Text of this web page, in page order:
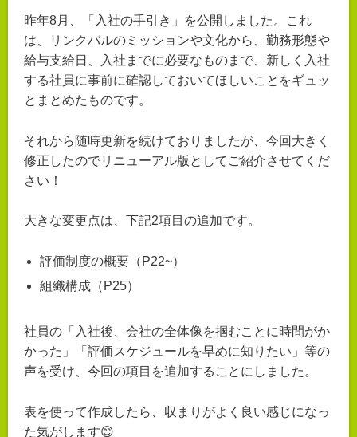
昨年8月、「入社の手引き」を公開しました。これ
は、リンクバルのミッションや文化から、勤務形態や
給与支給日、入社までに必要なものまで、新しく入社
する社員に事前に確認しておいてほしいことをギュッ
とまとめたものです。
それから随時更新を続けておりましたが、今回大きく
修正したのでリニューアル版としてご紹介させてくだ
さい！
大きな変更点は、下記2項目の追加です。
評価制度の概要（P22~）
組織構成（P25）
社員の「入社後、会社の全体像を掴むことに時間がか
かった」「評価スケジュールを早めに知りたい」等の
声を受け、今回の項目を追加することにしました。
表を使って作成したら、収まりがよく良い感じになっ
た気がします😊